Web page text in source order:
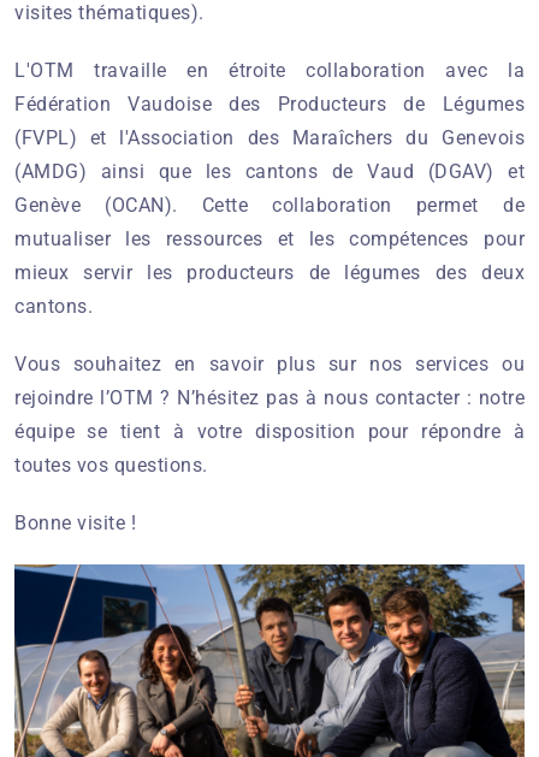
visites thématiques).
L'OTM travaille en étroite collaboration avec la
Fédération Vaudoise des Producteurs de Légumes
(FVPL) et l'Association des Maraîchers du Genevois
(AMDG) ainsi que les cantons de Vaud (DGAV) et
Genève (OCAN). Cette collaboration permet de
mutualiser les ressources et les compétences pour
mieux servir les producteurs de légumes des deux
cantons.
Vous souhaitez en savoir plus sur nos services ou
rejoindre l’OTM ? N’hésitez pas à nous contacter : notre
équipe se tient à votre disposition pour répondre à
toutes vos questions.
Bonne visite !